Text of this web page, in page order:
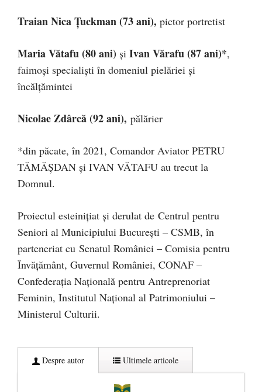
Traian Nica Țuckman (73 ani), pictor portretist
Maria Vătafu (80 ani) şi Ivan Vărafu (87 ani)*,
faimoşi specialişti în domeniul pielăriei şi
încălţămintei
Nicolae Zdârcă (92 ani), pălărier
*din păcate, în 2021, Comandor Aviator PETRU
TĂMĂȘDAN şi IVAN VĂTAFU au trecut la
Domnul.
Proiectul esteiniţiat şi derulat de Centrul pentru
Seniori al Municipiului București – CSMB, în
parteneriat cu Senatul României – Comisia pentru
Învățământ, Guvernul României, CONAF –
Confederația Națională pentru Antreprenoriat
Feminin, Institutul Național al Patrimoniului –
Ministerul Culturii.
Despre autor Ultimele articole